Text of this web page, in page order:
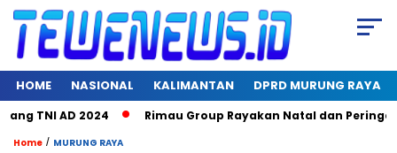
HOME NASIONAL KALIMANTAN DPRD MURUNG RAYA
TNI AD 2024 Rimau Group Rayakan Natal dan Peringati
Home / MURUNG RAYA